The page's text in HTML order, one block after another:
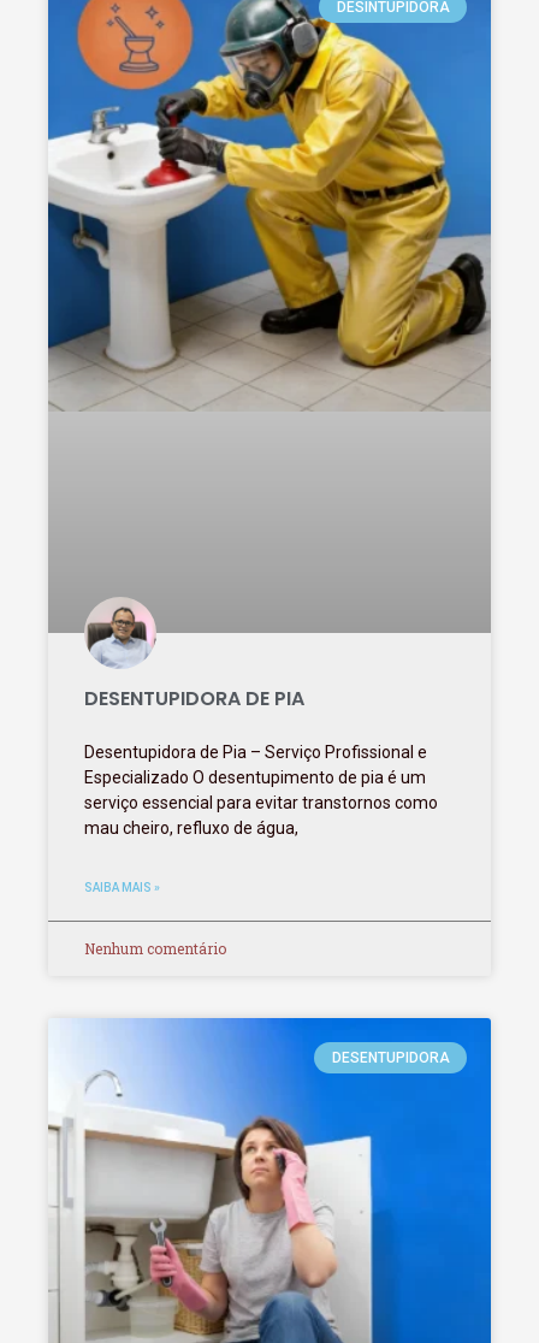
DESINTUPIDORA
DESENTUPIDORA DE PIA
Desentupidora de Pia – Serviço Profissional e
Especializado O desentupimento de pia é um
serviço essencial para evitar transtornos como
mau cheiro, refluxo de água,
SAIBA MAIS »
Nenhum comentário
DESENTUPIDORA